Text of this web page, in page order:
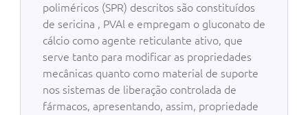
poliméricos (SPR) descritos são constituídos
de sericina , PVAl e empregam o gluconato de
cálcio como agente reticulante ativo, que
serve tanto para modificar as propriedades
mecânicas quanto como material de suporte
nos sistemas de liberação controlada de
fármacos, apresentando, assim, propriedade